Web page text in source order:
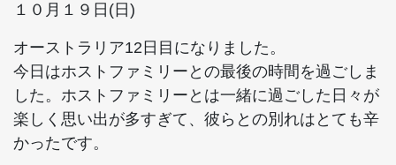
１０月１９日(日)
オーストラリア12日目になりました。
今日はホストファミリーとの最後の時間を過ごしま
した。ホストファミリーとは一緒に過ごした日々が
楽しく思い出が多すぎて、彼らとの別れはとても辛
かったです。